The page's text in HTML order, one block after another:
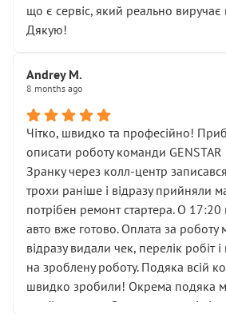
мені заявили, що бачок
міняти разом із головним
Для людини, яка хоча б трохи
це звучить як мінімум
спроба продати дорогий вузол
ущільнювачів.
Що прикро — це не перший мій
вас стартер, і тоді сервіс наче
враження. Але згодом знайшов
лобовим склом. Мені пояснили, що
відкручували”, і попросили не
новий власник, не застяг в полі))
Але після нинішнього візиту такі
здаються дрібницями.
Я — клієнт, який працює на довірі, і
що є сервіс, який реально виручає
Дякую!
Andrey M.
8 months ago
Чітко, швидко та професійно!
описати роботу команди
Зранку через колл-центр
трохи раніше і відразу прийняли
потрібен ремонт стартера. О
авто вже готово. Оплата за
відразу видали чек, перелік робіт
на зроблену роботу. Подяка всій
швидко зробили! Окрема подяка
приймальнику Олександру: всі